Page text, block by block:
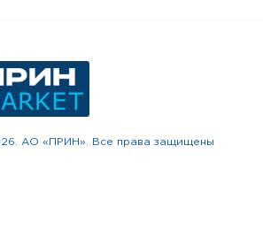
АО «ПРИН». Все права защищены